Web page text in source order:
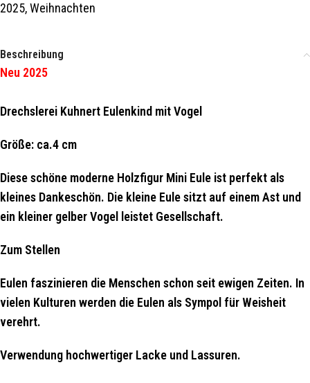
2025,Weihnachten
Beschreibung
Neu 2025
Drechslerei Kuhnert Eulenkind mit Vogel
Größe: ca.4 cm
Diese schöne moderne Holzfigur Mini Eule ist perfekt als
kleines Dankeschön. Die kleine Eule sitzt auf einem Ast und
ein kleiner gelber Vogel leistet Gesellschaft.
Zum Stellen
Eulen faszinieren die Menschen schon seit ewigen Zeiten. In
vielen Kulturen werden die Eulen als Sympol für Weisheit
verehrt.
Verwendung hochwertiger Lacke und Lassuren.